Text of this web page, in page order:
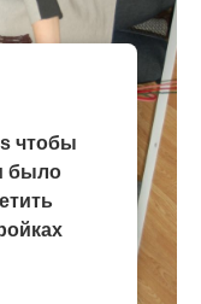
чтобы
было